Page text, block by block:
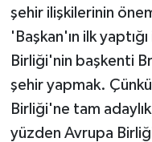
şehir ilişkilerinin
'Başkan'ın ilk
Birliği'nin başkenti
şehir yapmak.
Birliği'ne tam
yüzden Avrupa